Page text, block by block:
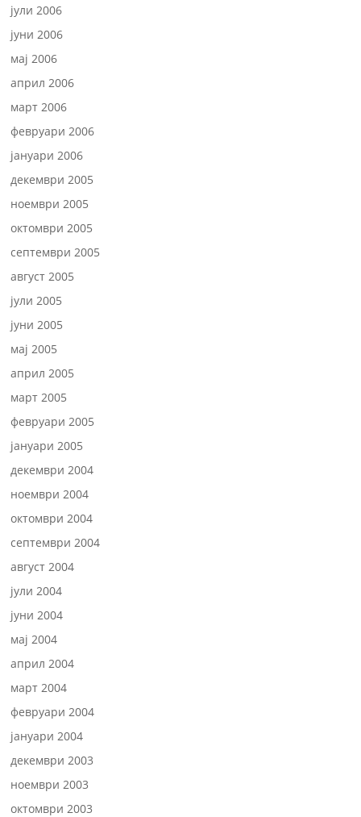
јули 2006
јуни 2006
мај 2006
април 2006
март 2006
февруари 2006
јануари 2006
декември 2005
ноември 2005
октомври 2005
септември 2005
август 2005
јули 2005
јуни 2005
мај 2005
април 2005
март 2005
февруари 2005
јануари 2005
декември 2004
ноември 2004
октомври 2004
септември 2004
август 2004
јули 2004
јуни 2004
мај 2004
април 2004
март 2004
февруари 2004
јануари 2004
декември 2003
ноември 2003
октомври 2003